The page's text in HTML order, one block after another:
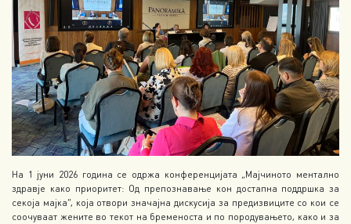
На 1 јуни 2026 година се одржа конференцијата „Мајчиното ментално
здравје како приоритет: Од препознавање кон достапна поддршка за
секоја мајка“, која отвори значајна дискусија за предизвиците со кои се
соочуваат жените во текот на бременоста и по породувањето, како и за